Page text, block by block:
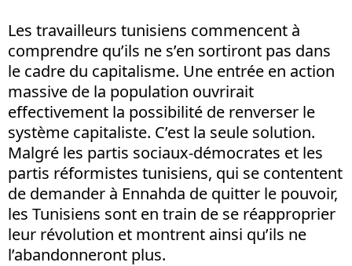
Les travailleurs tunisiens commencent à
comprendre qu’ils ne s’en sortiront pas dans
le cadre du capitalisme. Une entrée en action
massive de la population ouvrirait
effectivement la possibilité de renverser le
système capitaliste. C’est la seule solution.
Malgré les partis sociaux-démocrates et les
partis réformistes tunisiens, qui se contentent
de demander à Ennahda de quitter le pouvoir,
les Tunisiens sont en train de se réapproprier
leur révolution et montrent ainsi qu’ils ne
l’abandonneront plus.